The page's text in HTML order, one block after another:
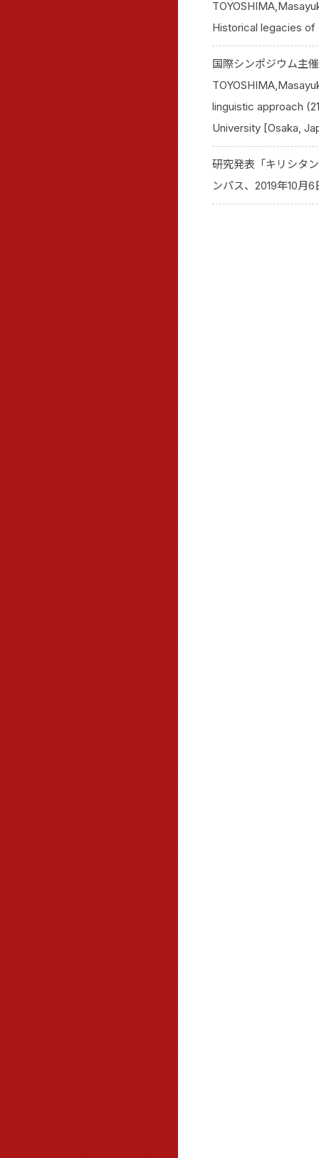
Historical legacies of
国際シンポジウム主
linguistic approach
University [Osaka,
研究発表「キリシタ
ンパス、2019年10月6